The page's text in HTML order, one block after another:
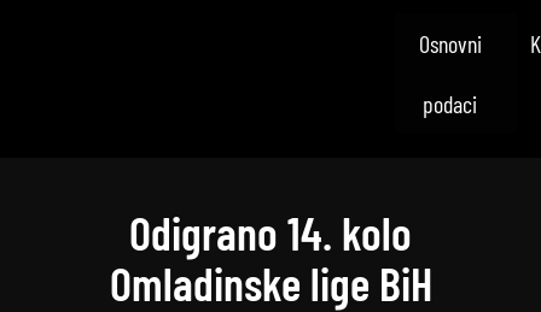
Osnovni
podaci
Odigrano 14. kolo
Omladinske lige BiH